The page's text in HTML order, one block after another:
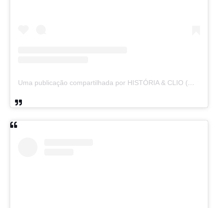
Uma publicação compartilhada por HISTÓRIA & CLIO (@historiaeclio)